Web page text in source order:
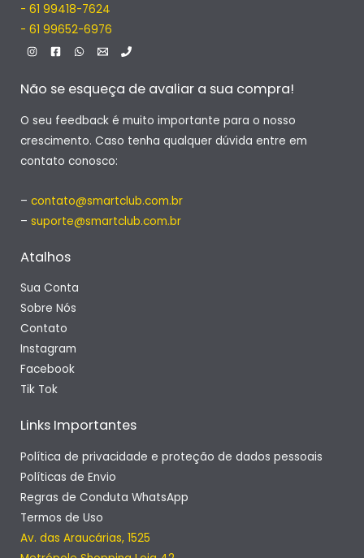
- 61 99418-7624
- 61 99652-6976
Não se esqueça de avaliar a sua compra!
O seu feedback é muito importante para o nosso
crescimento. Caso tenha qualquer dúvida entre em
contato conosco:
– contato@smartclub.com.br
– suporte@smartclub.com.br
Atalhos
Sua Conta
Sobre Nós
Contato
Instagram
Facebook
Tik Tok
Links Importantes
Política de privacidade e proteção de dados pessoais
Políticas de Envio
Regras de Conduta WhatsApp
Termos de Uso
Av. das Araucárias, 1525